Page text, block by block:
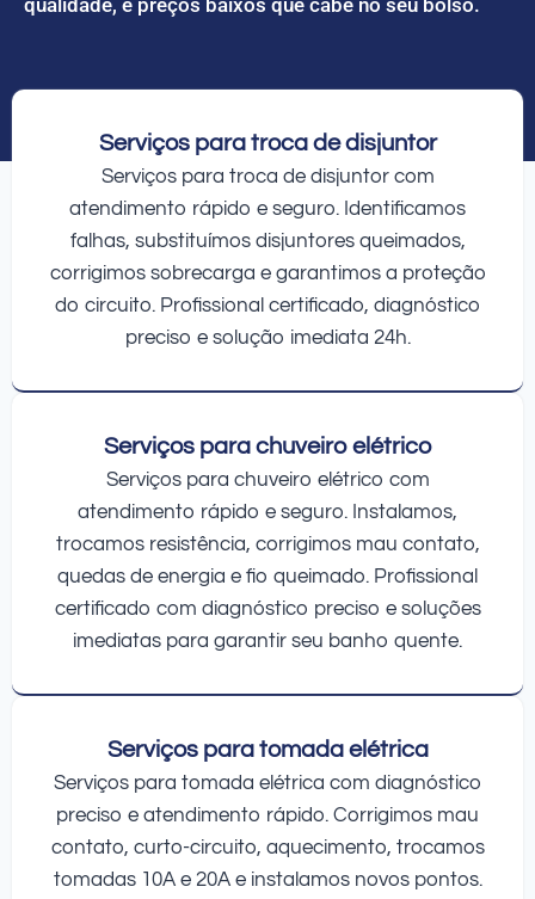
Serviços para troca de disjuntor
Serviços para troca de disjuntor com
atendimento rápido e seguro. Identificamos
falhas, substituímos disjuntores queimados,
corrigimos sobrecarga e garantimos a proteção
do circuito. Profissional certificado, diagnóstico
preciso e solução imediata 24h.
Serviços para chuveiro elétrico
Serviços para chuveiro elétrico com
atendimento rápido e seguro. Instalamos,
trocamos resistência, corrigimos mau contato,
quedas de energia e fio queimado. Profissional
certificado com diagnóstico preciso e soluções
imediatas para garantir seu banho quente.
Serviços para tomada elétrica
Serviços para tomada elétrica com diagnóstico
preciso e atendimento rápido. Corrigimos mau
contato, curto-circuito, aquecimento, trocamos
tomadas 10A e 20A e instalamos novos pontos.